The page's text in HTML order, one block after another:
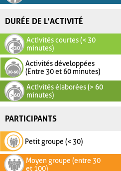
DURÉE DE L'ACTIVITÉ
Activités courtes (< 30
minutes)
Activités développées
(Entre 30 et 60 minutes)
Activités élaborées (> 60
minutes)
PARTICIPANTS
Petit groupe (< 30)
Moyen groupe (entre 30
et 100)